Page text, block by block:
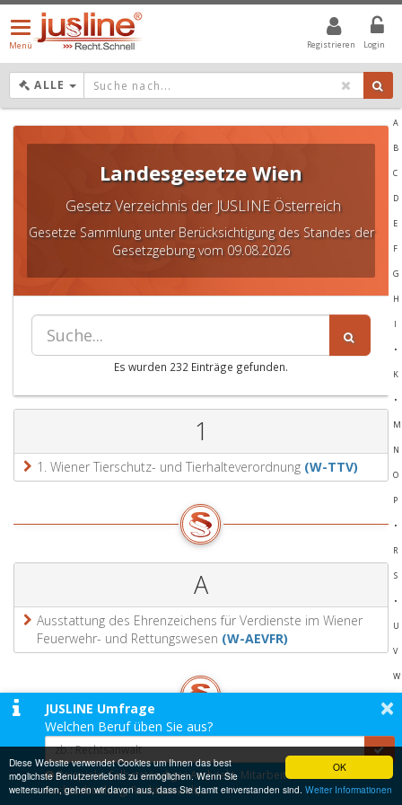
OK
Diese Website verwendet Cookies um Ihnen das best
möglichste Benutzererlebnis zu ermöglichen. Wenn Sie
weitersurfen, gehen wir davon aus, dass Sie damit einverstanden sind. Weiter Informationen
Registrieren Login
Menü
öffnen/schließen
Menü
ALLE DROPDOWN: GEWÄHLTER WERT IST ALLE
Landesgesetze Wien
Gesetz Verzeichnis der JUSLINE Österreich
Gesetze Sammlung unter Berücksichtigung des Standes der
Gesetzgebung vom 09.08.2026
Es wurden 232 Einträge gefunden.
1
1. Wiener Tierschutz- und Tierhalteverordnung (W-TTV)
A
Ausstattung des Ehrenzeichens für Verdienste im Wiener
Feuerwehr- und Rettungswesen (W-AEVFR)
B
Bauordnung für Wien (BO für Wien)
A
B
C
D
E
F
G
H
I
•
K
•
M
N
O
P
•
R
S
•
U
V
W
×
JUSLINE Umfrage
Welchen Beruf üben Sie aus?
Beispiele: Selbstständiger Architekt, Mitarbeiter einer
Rechtsabteilung, Rechtsanwalt,...